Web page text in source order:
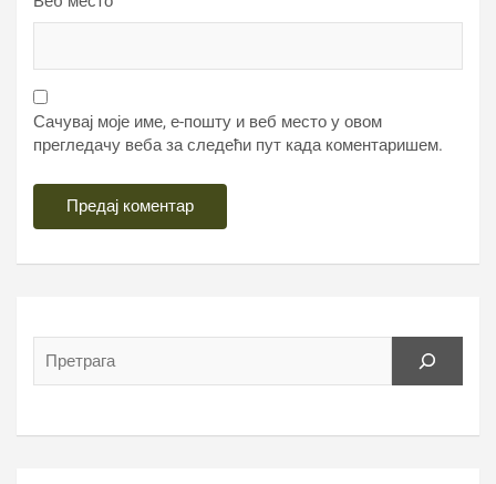
Сачувај моје име, е-пошту и веб место у овом
прегледачу веба за следећи пут када коментаришем.